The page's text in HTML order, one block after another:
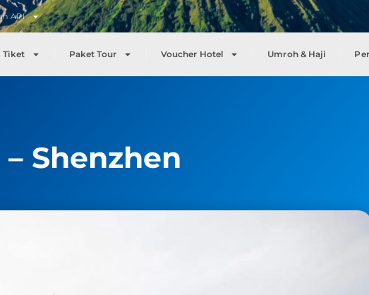
API
Tiket Paket Tour Voucher Hotel Umroh & Haji
Shenzhen